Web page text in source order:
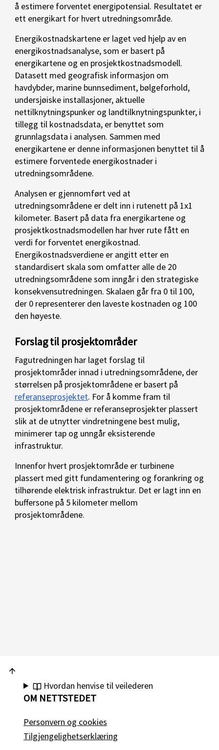
å estimere forventet energipotensial. Resultatet er
ett energikart for hvert utredningsområde.
Energikostnadskartene er laget ved hjelp av en
energikostnadsanalyse, som er basert på
energikartene og en prosjektkostnadsmodell.
Datasett med geografisk informasjon om
havdybder, marine bunnsediment, bølgeforhold,
undersjøiske installasjoner, aktuelle
nettilknytningspunker og landtilknytningspunkter, i
tillegg til kostnadsdata, er benyttet som
grunnlagsdata i analysen. Sammen med
energikartene er denne informasjonen benyttet til å
estimere forventede energikostnader i
utredningsområdene.
Analysen er gjennomført ved at
utredningsområdene er delt inn i rutenett på 1x1
kilometer. Basert på data fra energikartene og
prosjektkostnadsmodellen har hver rute fått en
verdi for forventet energikostnad.
Energikostnadsverdiene er angitt etter en
standardisert skala som omfatter alle de 20
utredningsområdene som inngår i den strategiske
konsekvensutredningen. Skalaen går fra 0 til 100,
der 0 representerer den laveste kostnaden og 100
den høyeste.
Forslag til prosjektområder
Fagutredningen har laget forslag til
prosjektområder innad i utredningsområdene, der
størrelsen på prosjektområdene er basert på
referanseprosjektet. For å komme fram til
prosjektområdene er referanseprosjekter plassert
slik at de utnytter vindretningene best mulig,
minimerer tap og unngår eksisterende
infrastruktur.
Innenfor hvert prosjektområde er turbinene
plassert med gitt fundamentering og forankring og
tilhørende elektrisk infrastruktur. Det er lagt inn en
buffersone på 5 kilometer mellom
prosjektområdene.
Hvordan henvise til veilederen
OM NETTSTEDET
Personvern og cookies
Tilgjengelighetserklæring